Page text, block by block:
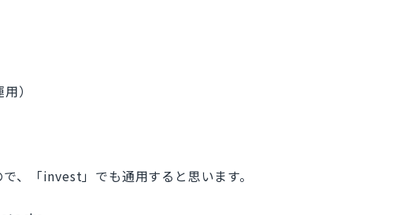
）
、「invest」でも通用すると思います。